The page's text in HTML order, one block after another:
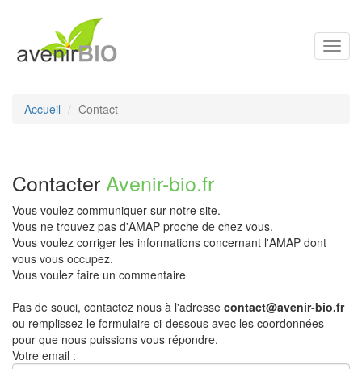
Accueil Contact
Contacter Avenir-bio.fr
Vous voulez communiquer sur notre site.
Vous ne trouvez pas d'AMAP proche de chez vous.
Vous voulez corriger les informations concernant l'AMAP dont
vous vous occupez.
Vous voulez faire un commentaire
Pas de souci, contactez nous à l'adresse contact@avenir-bio.fr
ou remplissez le formulaire ci-dessous avec les coordonnées
pour que nous puissions vous répondre.
Votre email :